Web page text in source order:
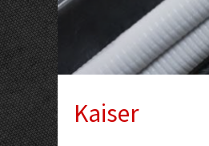
Kaiser